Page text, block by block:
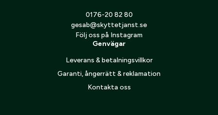
0176-20 82 80
gesab@skyttetjanst.se
Följ oss på Instagram
Genvägar
Leverans & betalningsvillkor
Garanti, ångerrätt & reklamation
Kontakta oss